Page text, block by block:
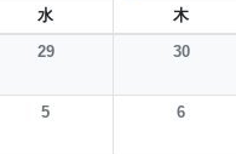
水 木
29 30
5 6